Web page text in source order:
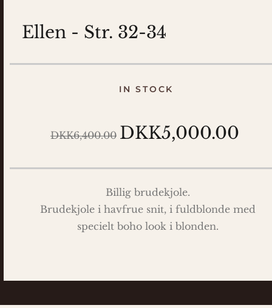
Ellen - Str. 32-34
IN STOCK
DKK6,400.00 DKK5,000.00
Billig brudekjole.
Brudekjole i havfrue snit, i fuldblonde med
specielt boho look i blonden.